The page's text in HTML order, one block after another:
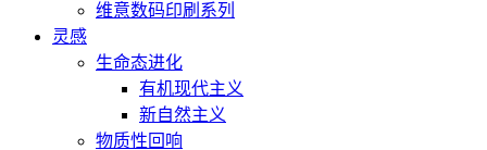
维意数码印刷系列
灵感
生命态进化
有机现代主义
新自然主义
物质性回响